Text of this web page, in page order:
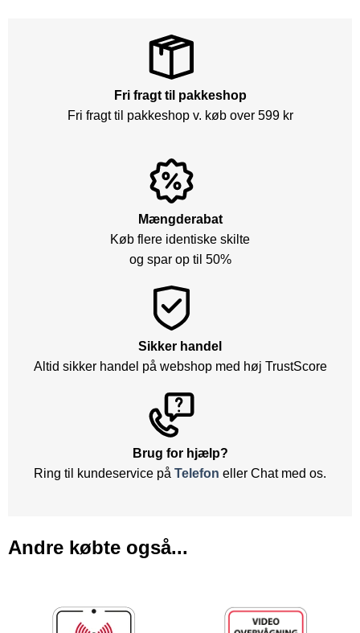
Fri fragt til pakkeshop
Fri fragt til pakkeshop v. køb over 599 kr
Mængderabat
Køb flere identiske skilte
og spar op til 50%
Sikker handel
Altid sikker handel på webshop med høj TrustScore
Brug for hjælp?
Ring til kundeservice på Telefon eller Chat med os.
Andre købte også...